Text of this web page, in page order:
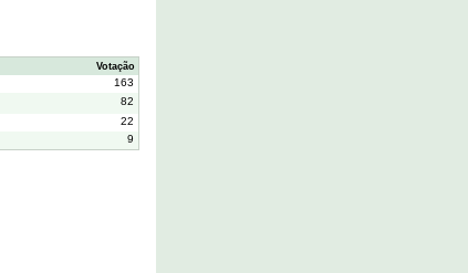
Votação
163
82
22
9